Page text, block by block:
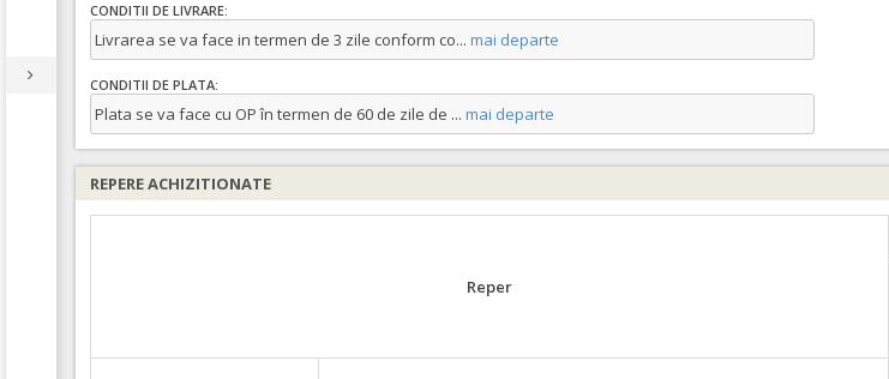
CONDITII DE LIVRARE:
Livrarea se va face in termen de 3 zile conform co... mai departe
CONDITII DE PLATA:
Plata se va face cu OP în termen de 60 de zile de ... mai departe
REPERE ACHIZITIONATE
Reper